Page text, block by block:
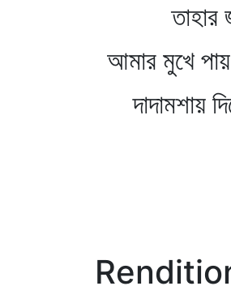
তাহার
আমার মুখে পায়
দাদামশায়